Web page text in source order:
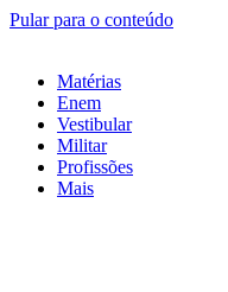
Pular para o conteúdo
Matérias
Enem
Vestibular
Militar
Profissões
Mais